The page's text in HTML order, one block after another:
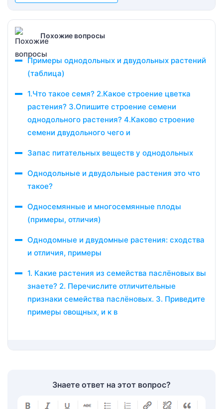
Похожие вопросы
Примеры однодольных и двудольных растений
(таблица)
1.Что такое семя? 2.Какое строение цветка
растения? 3.Опишите строение семени
однодольного растения? 4.Каково строение
семени двудольного чего и
Запас питательных веществ у однодольных
Однодольные и двудольные растения это что
такое?
Односемянные и многосемянные плоды
(примеры, отличия)
Однодомные и двудомные растения: сходства
и отличия, примеры
1. Какие растения из семейства паслёновых вы
знаете? 2. Перечислите отличительные
признаки семейства паслёновых. 3. Приведите
примеры овощных, и к в
Знаете ответ на этот вопрос?